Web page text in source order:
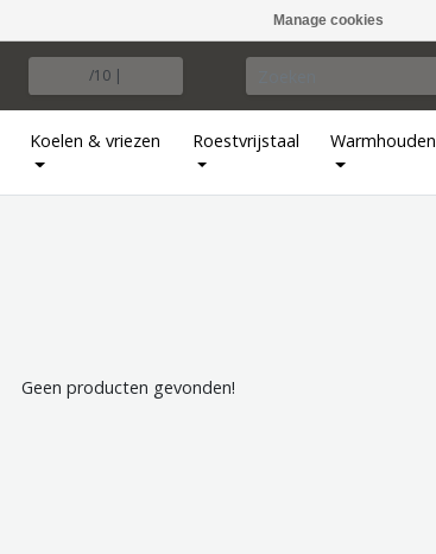
Manage cookies
/10 |
Koelen & vriezen Roestvrijstaal Warmhouden
Geen producten gevonden!